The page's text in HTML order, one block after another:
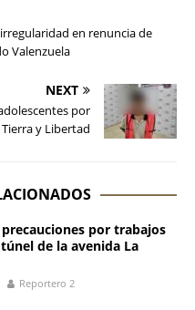
en renuncia de
Valenzuela
NEXT
por
y Libertad
por trabajos
de la avenida La
Reportero 2